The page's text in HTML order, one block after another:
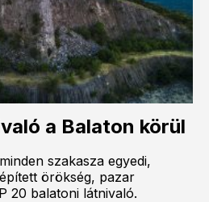
a Balaton körül
szakasza egyedi,
örökség, pazar
20 balatoni látnivaló.